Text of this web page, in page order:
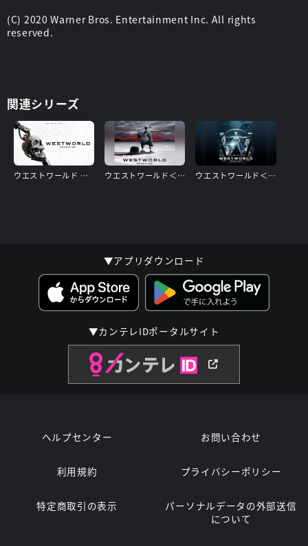
(C) 2020 Warner Bros. Entertainment Inc. All rights
reserved.
関連シリーズ
ウエストワールド ＜フォース・シーズン＞ ウエストワールド＜セカンド・シーズン＞ ウエストワールド＜ファースト・シーズン＞
▼アプリダウンロード
▼カンテレIDポータルサイト
ヘルプセンター お問い合わせ
利用規約 プライバシーポリシー
特定商取引の表示
パーソナルデータの外部送信
について